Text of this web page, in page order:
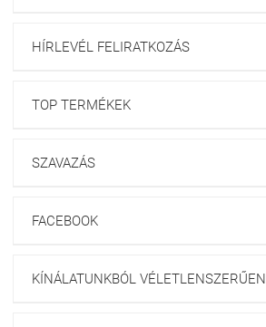
HÍRLEVÉL FELIRATKOZÁS
TOP TERMÉKEK
SZAVAZÁS
FACEBOOK
KÍNÁLATUNKBÓL VÉLETLENSZERŰEN